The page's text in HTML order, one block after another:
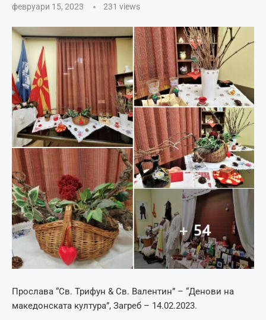
февруари 15, 2023 231 views
Прослава “Св. Трифун & Св. Валентин” – “Денови на
македонската култура”, Загреб – 14.02.2023.